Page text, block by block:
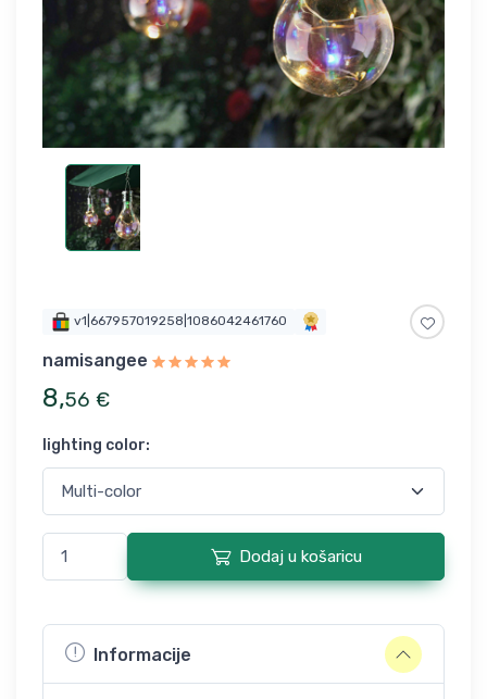
v1|667957019258|1086042461760
namisangee
8,56 €
lighting color:
Dodaj u košaricu
Informacije